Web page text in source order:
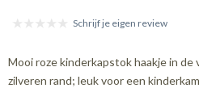
Schrijf je eigen review
Mooi roze kinderkapstok haakje in de
zilveren rand; leuk voor een